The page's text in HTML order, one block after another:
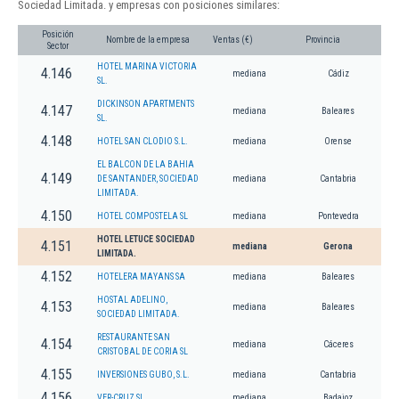
Sociedad Limitada. y empresas con posiciones similares:
Posición
Sector
Nombre de la empresa Ventas (€) Provincia
4.146
HOTEL MARINA VICTORIA
SL.
mediana Cádiz
4.147
DICKINSON APARTMENTS
SL.
mediana Baleares
4.148 HOTEL SAN CLODIO S.L. mediana Orense
4.149
EL BALCON DE LA BAHIA
DE SANTANDER, SOCIEDAD
LIMITADA.
mediana Cantabria
4.150 HOTEL COMPOSTELA SL mediana Pontevedra
4.151
HOTEL LETUCE SOCIEDAD
LIMITADA.
mediana Gerona
4.152 HOTELERA MAYANS SA mediana Baleares
4.153
HOSTAL ADELINO,
SOCIEDAD LIMITADA.
mediana Baleares
4.154
RESTAURANTE SAN
CRISTOBAL DE CORIA SL
mediana Cáceres
4.155 INVERSIONES GUBO, S.L. mediana Cantabria